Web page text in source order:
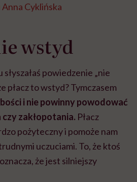
Cyklińska
wstyd
powiedzenie „nie
płacz to wstyd? Tymczasem
i nie powinny powodować
zakłopotania. Płacz
pożyteczny i pomoże nam
uczuciami. To, że ktoś
że jest silniejszy